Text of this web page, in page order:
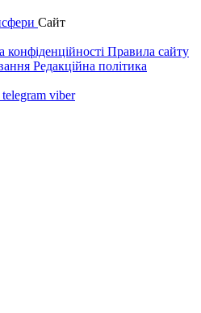
Сайт
конфіденційності Правила сайту
Редакційна політика
telegram viber